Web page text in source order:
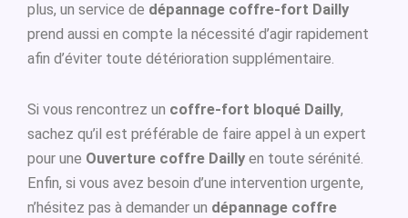
plus, un service de dépannage coffre-fort Dailly
prend aussi en compte la nécessité d’agir rapidement
afin d’éviter toute détérioration supplémentaire.
Si vous rencontrez un coffre-fort bloqué Dailly,
sachez qu’il est préférable de faire appel à un expert
pour une Ouverture coffre Dailly en toute sérénité.
Enfin, si vous avez besoin d’une intervention urgente,
n’hésitez pas à demander un dépannage coffre